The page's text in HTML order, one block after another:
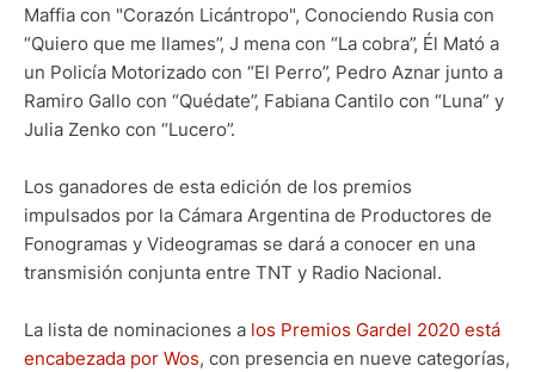
Maffia con "Corazón Licántropo", Conociendo Rusia con
“Quiero que me llames”, J mena con “La cobra”, Él Mató a
un Policía Motorizado con “El Perro”, Pedro Aznar junto a
Ramiro Gallo con “Quédate”, Fabiana Cantilo con “Luna” y
Julia Zenko con “Lucero”.
Los ganadores de esta edición de los premios
impulsados por la Cámara Argentina de Productores de
Fonogramas y Videogramas se dará a conocer en una
transmisión conjunta entre TNT y Radio Nacional.
La lista de nominaciones a los Premios Gardel 2020 está
encabezada por Wos, con presencia en nueve categorías,